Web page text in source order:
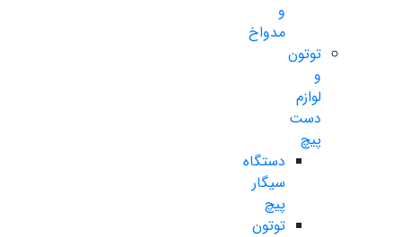
و
مدواخ
توتون
و
لوازم
دست
پیچ
دستگاه
سیگار
پیچ
توتون